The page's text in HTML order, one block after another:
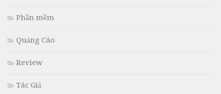
Phần mềm
Quảng Cáo
Review
Tác Giả